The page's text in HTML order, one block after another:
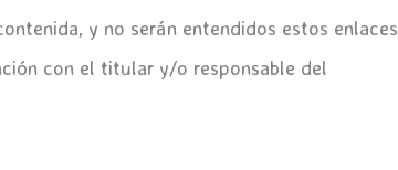
y no serán entendidos estos enlaces
con el titular y/o responsable del